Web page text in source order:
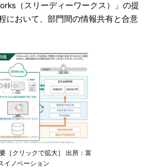
（スリーディーワークス）」の提
において、部門間の情報共有と合意
［クリックで拡大］ 出所：富
イノベーション